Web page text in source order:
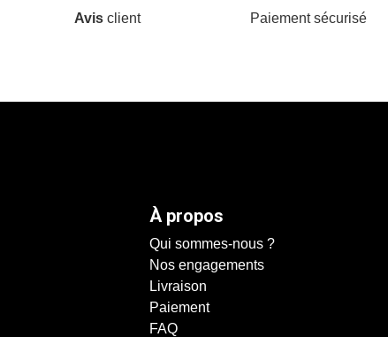
Avisclient Paiement sécurisé
À propos
Qui sommes-nous ?
Nos engagements
Livraison
Paiement
FAQ